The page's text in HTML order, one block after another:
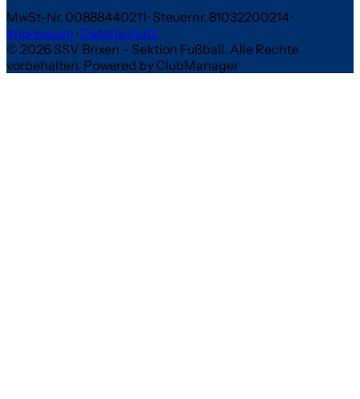
MwSt-Nr. 00888440211 · Steuernr. 81032200214 ·
Impressum · Datenschutz
© 2026 SSV Brixen – Sektion Fußball. Alle Rechte
vorbehalten. Powered by ClubManager